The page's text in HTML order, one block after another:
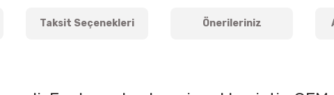
Taksit Seçenekleri Önerileriniz